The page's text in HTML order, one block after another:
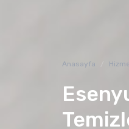
Anasayfa